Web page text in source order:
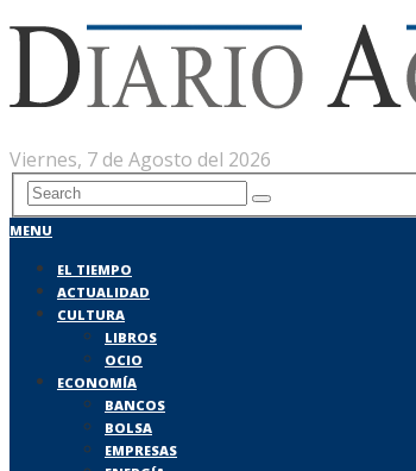
Viernes, 7 de Agosto del 2026
MENU
EL TIEMPO
ACTUALIDAD
CULTURA
LIBROS
OCIO
ECONOMÍA
BANCOS
BOLSA
EMPRESAS